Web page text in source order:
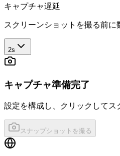
キャプチャ遅延
スクリーンショットを撮る前に
2s
キャプチャ準備完了
設定を構成し、クリックして
スナップショットを撮る